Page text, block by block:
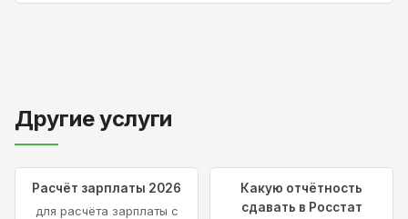
Другие услуги
Расчёт зарплаты 2026
для расчёта зарплаты с
Какую отчётность
сдавать в Росстат